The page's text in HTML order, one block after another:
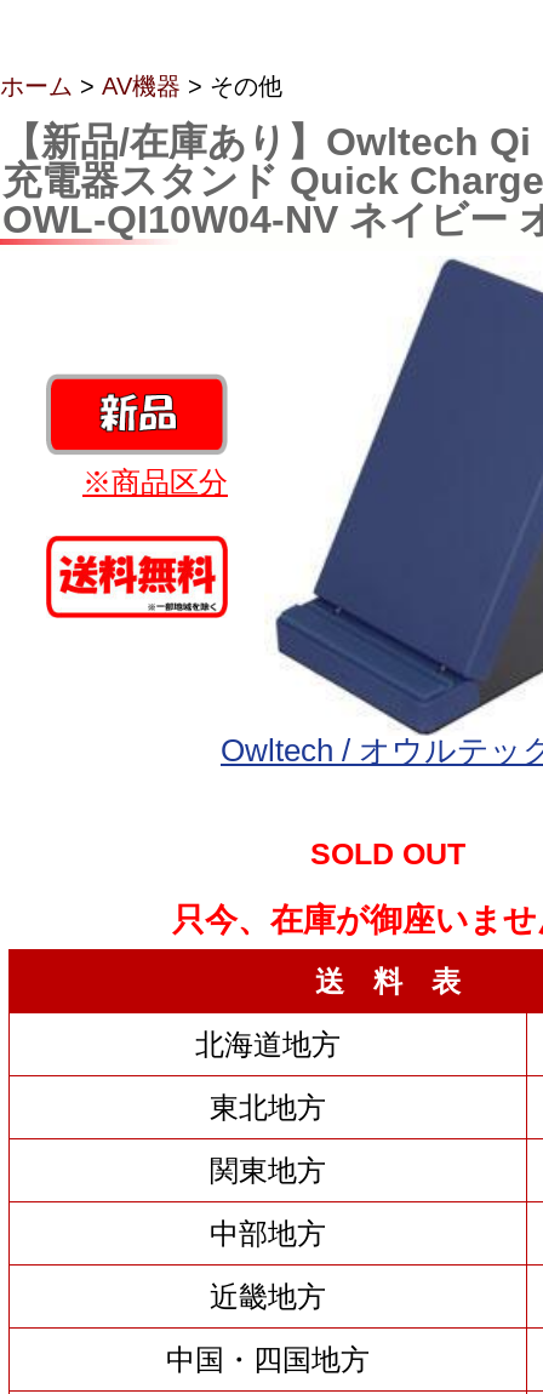
ホーム > AV機器 > その他
【新品/在庫あり】Owltech
充電器スタンド Quick
OWL-QI10W04-NV ネイビー
※商品区分
Owltech / オウルテッ
SOLD OUT
只今、在庫が御座いま
送 料 表
北海道地方
東北地方
関東地方
中部地方
近畿地方
中国・四国地方